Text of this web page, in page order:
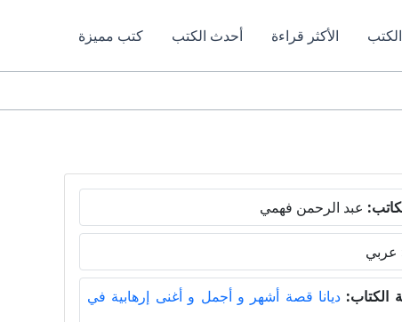
الأكثر قراءة أحدث الكتب كتب مميزة
عبد الرحمن فهمي
عربي
الكتاب: ديانا قصة أشهر و أجمل و أغنى إرهابية في